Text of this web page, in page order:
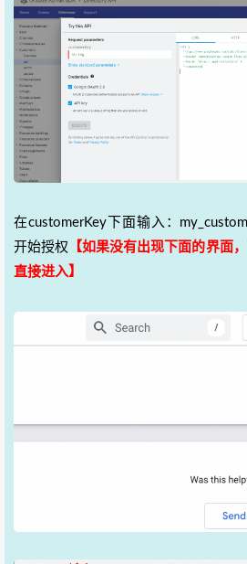
在customerKey下面输入：
开始授权 【如果没有出现下面的界面
直接进入】